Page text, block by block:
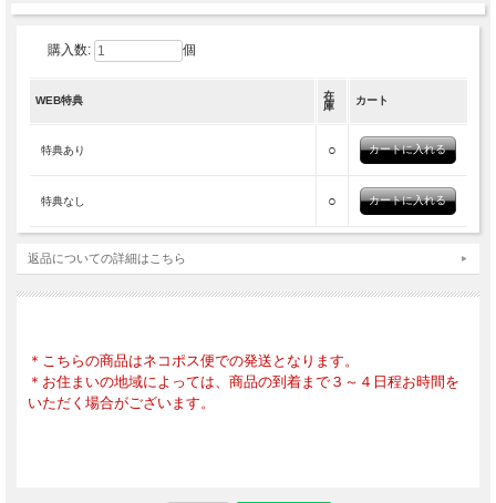
安西水丸ポストカード
2024年9月25日刊行
購入数: 個
WEB特典
在
庫
カート
特典あり ○
特典なし ○
返品についての詳細はこちら
＊こちらの商品はネコポス便での発送となります。
＊お住まいの地域によっては、商品の到着まで３～４日程お時間を
いただく場合がございます。